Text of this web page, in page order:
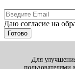
Даю согласие на
Готово
Принимаем к
Для